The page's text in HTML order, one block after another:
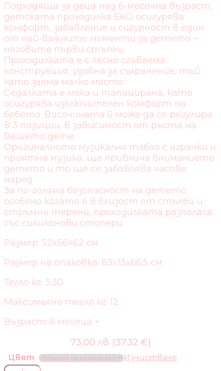
Подходяща за деца над 6-месечна възраст,
детската проходилка EKO осигурява
комфорт, забавление и сигурност в един
от най-важните моменти за детето –
неговите първи стъпки.
Проходилката е с лесно сгъваема
конструкция, удобна за съхранение, тъй
като заема малко място.
Седалката е мека и тапицирана, като
осигурява изключителен комфорт на
бебето. Височината й може да се регулира
в 3 позиции, в зависимост от ръста на
Вашето дете.
Оригиналното музикално табло с играчки и
приятна музика, ще привлича вниманието
детето и то ще се забавлява часове
наред.
За по-голяма безопасност на детето,
особено когато е в близост от стълби и
стръмни терени, проходилката разполага
със силиконови стопери.
Размер: 52x66x62 см
Размер на опаковка: 63x13x66.5 см
Тегло кг: 3.30
Максимално тегло кг: 12
Възраст: 6 месеца +
73,00 лв. (37.32 €)
Цвят
Изчистване
количество